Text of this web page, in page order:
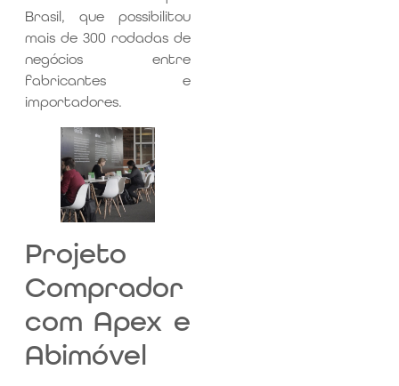
Brasil, que possibilitou
mais de 300 rodadas de
negócios entre
fabricantes e
importadores.
Projeto
Comprador
com Apex e
Abimóvel